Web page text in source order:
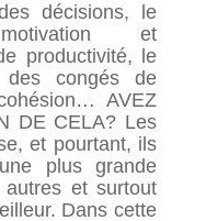
décisions, le
et
productivité, le
des congés de
AVEZ
DE CELA? Les
et pourtant, ils
plus grande
et surtout
Dans cette